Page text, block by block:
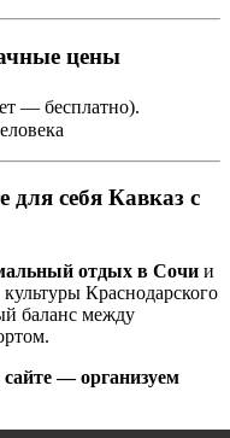
цены
— бесплатно).
для себя Кавказ с
отдых в Сочи и
Краснодарского
баланс между
сайте — организуем